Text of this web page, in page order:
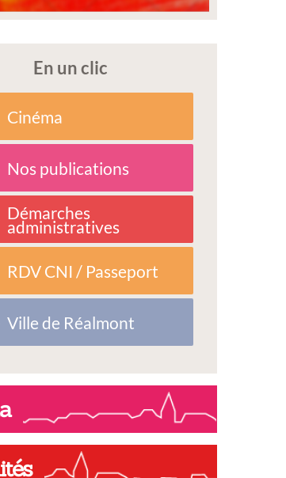
En un clic
Cinéma
Nos publications
Démarches
administratives
RDV CNI / Passeport
Ville de Réalmont